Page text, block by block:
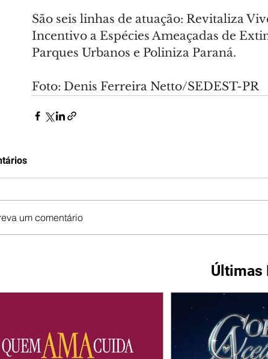
São seis linhas de atuação: Revitaliza
Incentivo a Espécies Ameaçadas de
Parques Urbanos e Poliniza Paraná.
Foto: Denis Ferreira Netto/SEDEST-PR
um comentário
Últimas